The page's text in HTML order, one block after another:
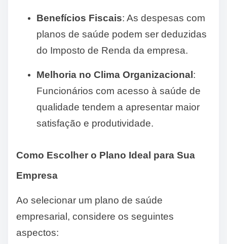
Benefícios Fiscais: As despesas com
planos de saúde podem ser deduzidas
do Imposto de Renda da empresa.
Melhoria no Clima Organizacional :
Funcionários com acesso à saúde de
qualidade tendem a apresentar maior
satisfação e produtividade.
Como Escolher o Plano Ideal para Sua
Empresa
Ao selecionar um plano de saúde
empresarial, considere os seguintes
aspectos: